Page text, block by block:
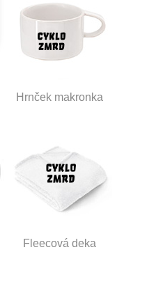
Hrnček makronka
Fleecová deka